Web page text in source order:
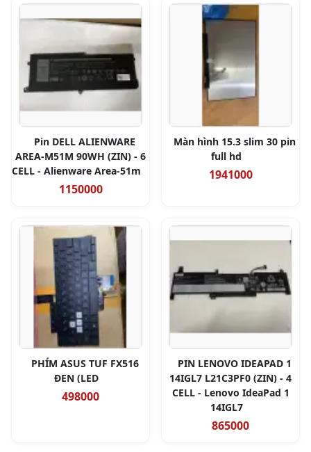
Pin DELL ALIENWARE
AREA-M51M 90WH (ZIN) - 6
CELL - Alienware Area-51m
1150000
Màn hình 15.3 slim 30 pin
full hd
1941000
PHÍM ASUS TUF FX516
ĐEN (LED
498000
PIN LENOVO IDEAPAD 1
14IGL7 L21C3PF0 (ZIN) - 4
CELL - Lenovo IdeaPad 1
14IGL7
865000